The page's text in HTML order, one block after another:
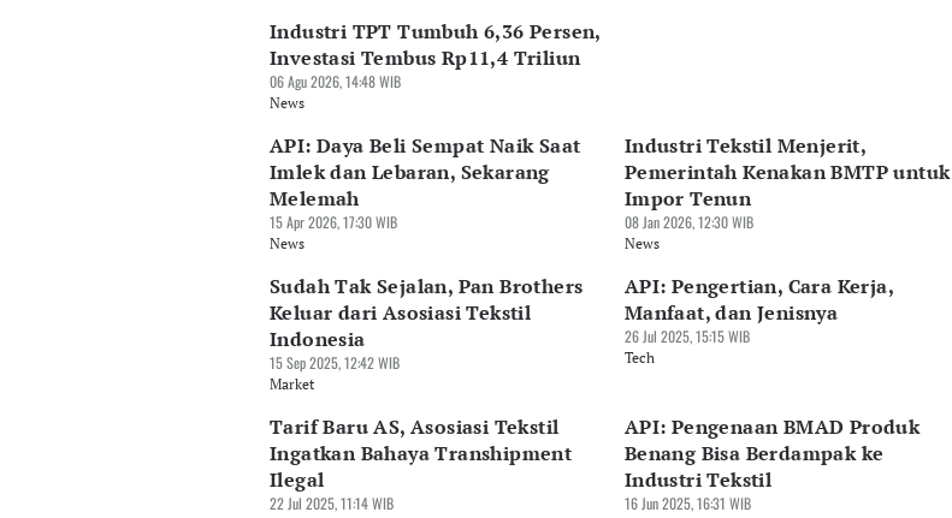
Industri TPT Tumbuh 6,36 Persen,
Investasi Tembus Rp11,4 Triliun
06 Agu 2026, 14:48 WIB
News
API: Daya Beli Sempat Naik Saat
Imlek dan Lebaran, Sekarang
Melemah
15 Apr 2026, 17:30 WIB
News
Industri Tekstil Menjerit,
Pemerintah Kenakan BMTP untuk
Impor Tenun
08 Jan 2026, 12:30 WIB
News
Sudah Tak Sejalan, Pan Brothers
Keluar dari Asosiasi Tekstil
Indonesia
15 Sep 2025, 12:42 WIB
Market
API: Pengertian, Cara Kerja,
Manfaat, dan Jenisnya
26 Jul 2025, 15:15 WIB
Tech
Tarif Baru AS, Asosiasi Tekstil
Ingatkan Bahaya Transhipment
Ilegal
22 Jul 2025, 11:14 WIB
API: Pengenaan BMAD Produk
Benang Bisa Berdampak ke
Industri Tekstil
16 Jun 2025, 16:31 WIB